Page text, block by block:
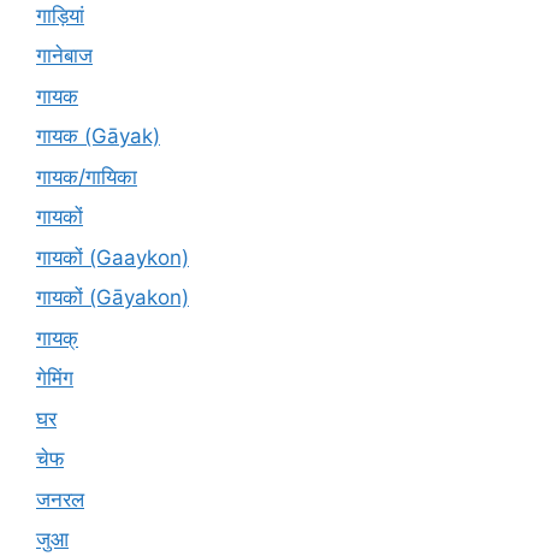
गाड़ियां
गानेबाज
गायक
गायक (Gāyak)
गायक/गायिका
गायकों
गायकों (Gaaykon)
गायकों (Gāyakon)
गायक्
गेमिंग
घर
चेफ
जनरल
जुआ